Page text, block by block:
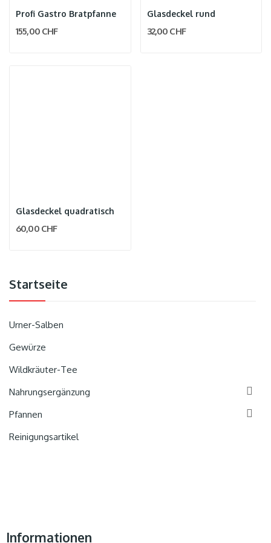
Startseite
Urner-Salben
Gewürze
Wildkräuter-Tee
Nahrungsergänzung

Pfannen 
Reinigungsartikel
Profi Gastro Bratpfanne
155,00 CHF
Glasdeckel rund
32,00 CHF
Glasdeckel quadratisch
60,00 CHF
Informationen